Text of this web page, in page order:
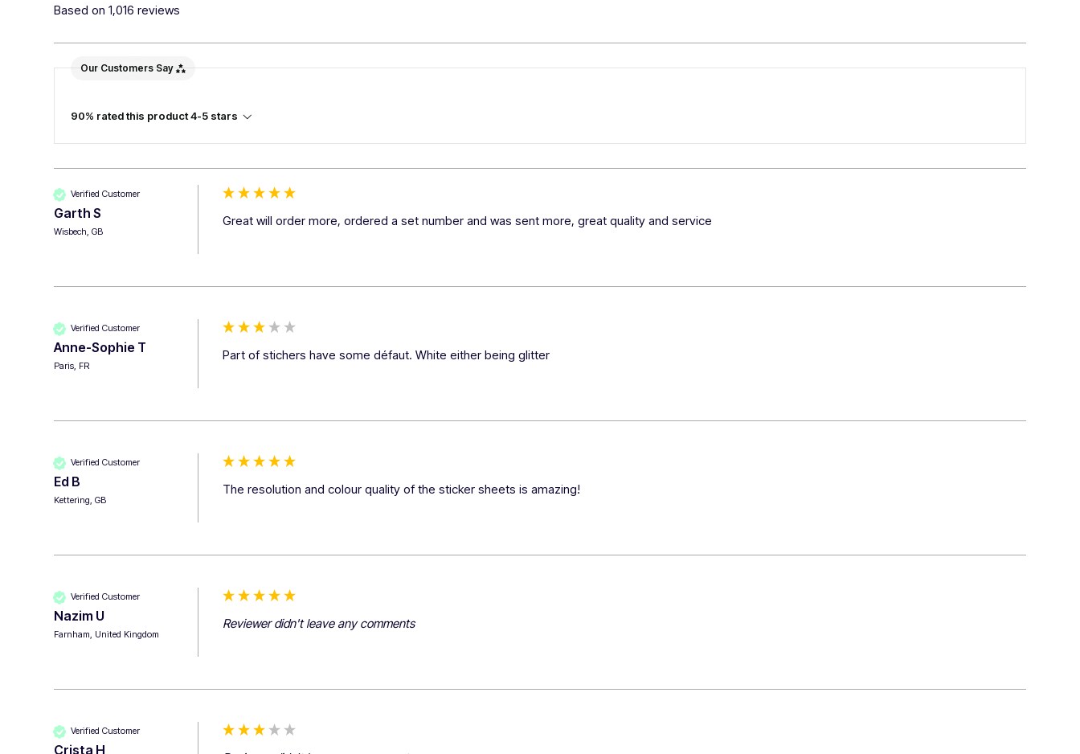
Based on 1,016 reviews
Our Customers Say
90% rated this product 4-5 stars
Verified Customer
Garth S
Wisbech, GB
Great will order more, ordered a set number and was sent more, great quality and service
Verified Customer
Anne-Sophie T
Paris, FR
Part of stichers have some défaut. White either being glitter
Verified Customer
Ed B
Kettering, GB
The resolution and colour quality of the sticker sheets is amazing!
Verified Customer
Nazim U
Farnham, United Kingdom
Reviewer didn't leave any comments
Verified Customer
Crista H